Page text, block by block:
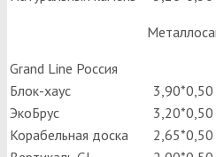
Grand Line Россия
Блок-хаус
3,90*0,50
ЭкоБрус
3,20*0,50
Корабельная доска
2,65*0,50